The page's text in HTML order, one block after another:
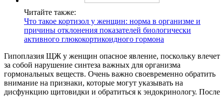
Читайте также:
Что такое кортизол у женщин: норма в организме и
причины отклонения показателей биологически
активного глюкокортикоидного гормона
Гипоплазия ЩЖ у женщин опасное явление, поскольку влечет
за собой нарушение синтеза важных для организма
гормональных веществ. Очень важно своевременно обратить
внимание на признаки, которые могут указывать на
дисфункцию щитовидки и обратиться к эндокринологу. После